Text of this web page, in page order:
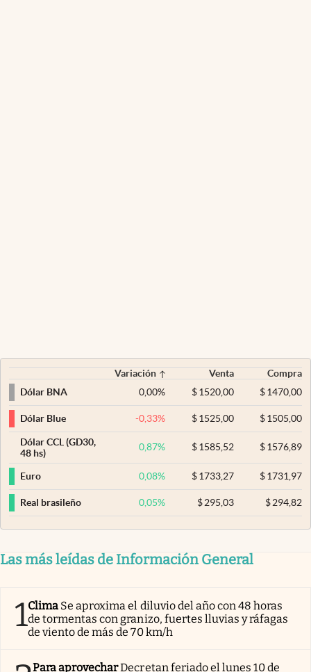
Variación Venta
Compra
Dólar BNA
0,00% $ 1520,00 $1470,00
Dólar Blue -0,33% $ 1525,00 $1505,00
Dólar CCL (GD30,
48 hs)
0,87% $ 1585,52 $1576,89
Euro 0,08% $ 1733,27 $1731,97
Real brasileño 0,05% $ 295,03 $294,82
Las más leídas de Información General
1Clima Se aproxima el diluvio del año con 48 horas
de tormentas con granizo, fuertes lluvias y ráfagas
de viento de más de 70 km/h
Para aprovecharDecretan feriado el lunes 10 de